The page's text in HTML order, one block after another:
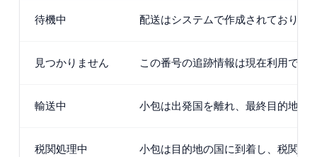
待機中 配送はシステムで作成されており、
見つかりません この番号の追跡情報は現在利用でき
輸送中 小包は出発国を離れ、最終目的地に
税関処理中 小包は目的地の国に到着し、税関サ